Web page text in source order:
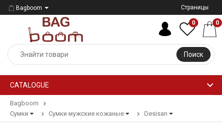
Bagboom Страницы
Поиск
0 0
CATALOGUE
Bagboom
Сумки
Сумки мужские кожаные Desisan